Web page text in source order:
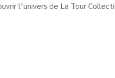
l’univers de La Tour